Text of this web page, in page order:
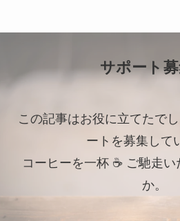
サポート
この記事はお役に立てたで
ートを募集して
コーヒーを一杯 ☕ ご馳走
か。